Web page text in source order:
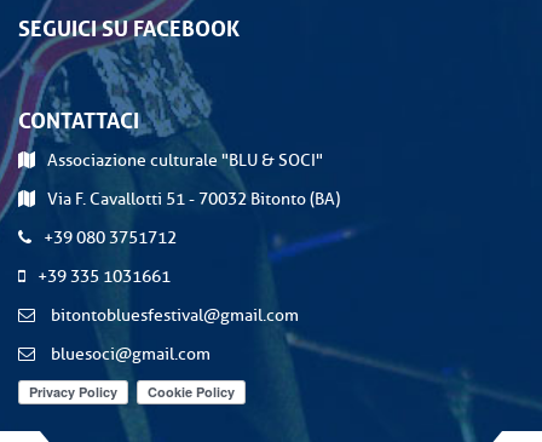
SEGUICI SU FACEBOOK
CONTATTACI
Associazione culturale "BLU & SOCI"
Via F. Cavallotti 51 - 70032 Bitonto (BA)
+39 080 3751712
+39 335 1031661
bitontobluesfestival@gmail.com
bluesoci@gmail.com